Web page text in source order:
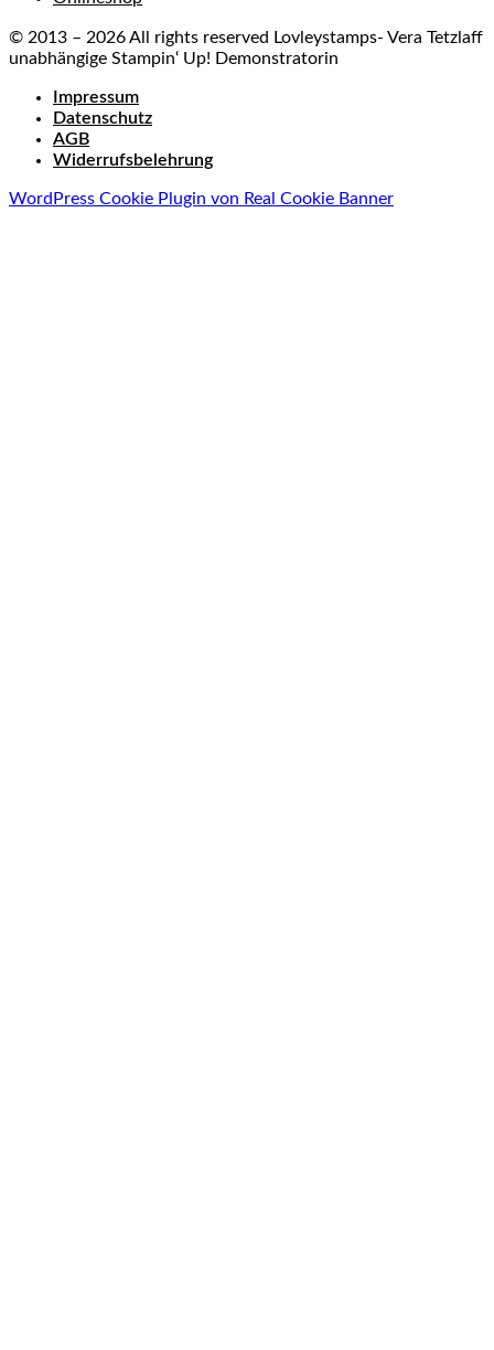
© 2013 – 2026 All rights reserved Lovleystamps- Vera Tetzlaff
unabhängige Stampin‘ Up! Demonstratorin
Impressum
Datenschutz
AGB
Widerrufsbelehrung
WordPress Cookie Plugin von Real Cookie Banner